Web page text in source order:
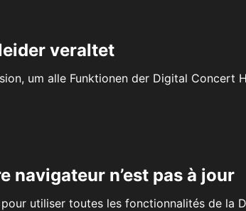
veraltet
um alle Funktionen der Digital Concert
navigateur n’est pas à jour
utiliser toutes les fonctionnalités de la